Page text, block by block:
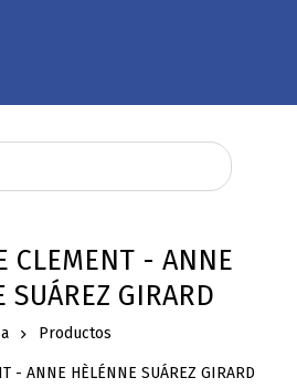
CLEMENT - ANNE
SUÁREZ GIRARD
Productos
- ANNE HÈLÉNNE SUÁREZ GIRARD